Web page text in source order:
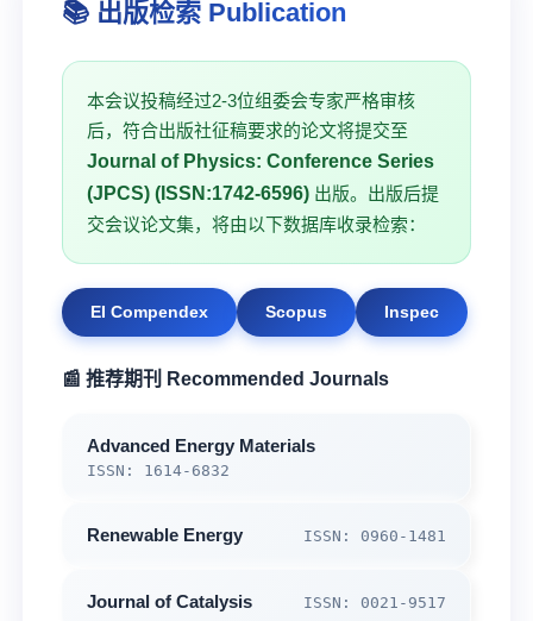
📚 出版检索 Publication
本会议投稿经过2-3位组委会专家严格审核
后，符合出版社征稿要求的论文将提交至
Journal of Physics: Conference Series
(JPCS) (ISSN:1742-6596) 出版。出版后提
交会议论文集，将由以下数据库收录检索：
EI Compendex Scopus Inspec
📰 推荐期刊 Recommended Journals
Advanced Energy Materials
ISSN: 1614-6832
Renewable Energy ISSN: 0960-1481
Journal of Catalysis ISSN: 0021-9517